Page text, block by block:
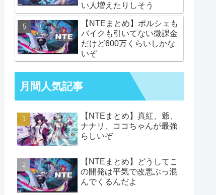
い人増えたりしそう
【NTEまとめ】ポルシェも
バイクも引いてない微課金
だけど600万くらいしかな
いぞ
月間人気記事
【NTEまとめ】真紅、爺、
ナナリ、ココちゃんが最強
らしいぞ
【NTEまとめ】どうしてこ
の開発は平気で改悪ぶっ混
んでくるんだよ